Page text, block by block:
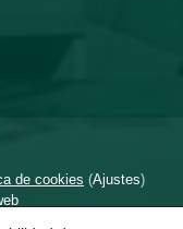
de cookies (Ajustes)